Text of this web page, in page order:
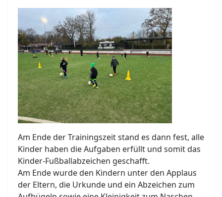
Am Ende der Trainingszeit stand es dann fest, alle
Kinder haben die Aufgaben erfüllt und somit das
Kinder-Fußballabzeichen geschafft.
Am Ende wurde den Kindern unter den Applaus
der Eltern, die Urkunde und ein Abzeichen zum